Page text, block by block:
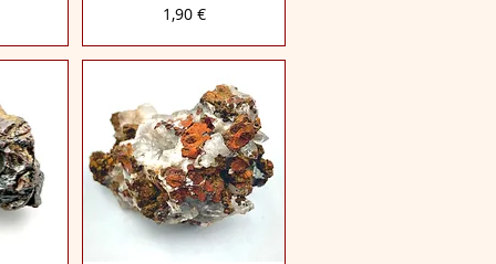
Preço
1,90 €